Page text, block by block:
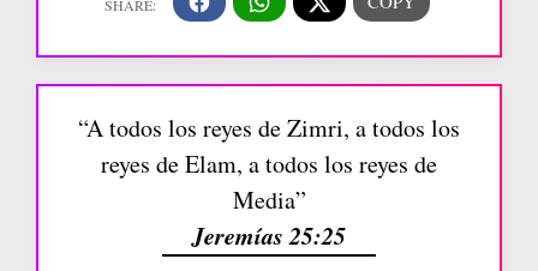
“A todos los reyes de Zimri, a todos los
reyes de Elam, a todos los reyes de
Media”
Jeremías 25:25